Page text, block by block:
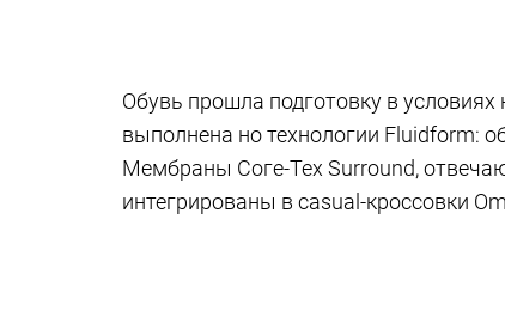
Обувь прошла подготовку в
выполнена но технологии Fluidform:
Мембраны Соге-Тех Surround,
интегрированы в casual-кроссовки